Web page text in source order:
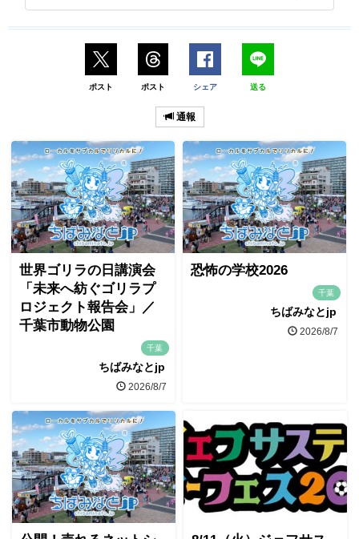
ポスト ポスト シェア 送る
通報
世界ゴリラの日講演会
「未来へ紡ぐゴリラプ
ロジェクト報告会」／
千葉市動物公園
千葉
ちばみなとjp
2026/8/7
恐怖の学校2026
千葉
ちばみなとjp
2026/8/7